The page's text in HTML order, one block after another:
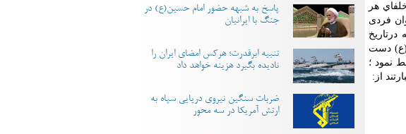
هر
فردی
دست
نمود ؛
از:
پاسخ به شبهه حضور امام حسین(ع) در
جنگ با ایرانیان
تنبیه ابرقدرت؛ هرکس امضای ایران را
نادیده بگیرد هزینه خواهد داد
ضربات سنگین نیروی دریایی سپاه به
ارتش آمریکا در سه محور